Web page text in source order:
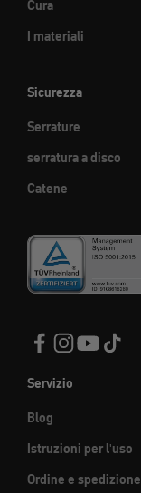
Cura
I materiali
Sicurezza
Serrature
serratura a disco
Catene
Servizio
Blog
Istruzioni per l'uso
Ordine e spedizione